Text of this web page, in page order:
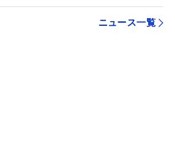
ニュース一覧